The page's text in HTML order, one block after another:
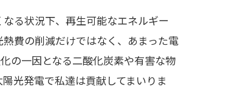
る状況下、再生可能なエネルギー
費の削減だけではなく、あまった電
の一因となる二酸化炭素や有害な物
光発電で私達は貢献してまいりま